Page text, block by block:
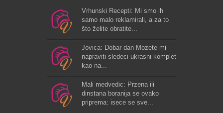
Vrhunski Recepti: Mi smo ih
samo malo reklamirali, a za to
što želite obratite...
Jovica: Dobar dan Mozete mi
napraviti sledeci ukrasni komplet
kao na...
Mali medvedic: Przena ili
dinstana boranija se ovako
priprema: isece se sve...